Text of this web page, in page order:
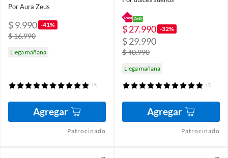
Por Aura Zeus
$ 9.990 -41%
$ 16.990
Llega mañana
(9)
Agregar
Patrocinado
$ 27.990 -32%
$ 29.990
$ 40.990
Llega mañana
(1)
Agregar
Patrocinado